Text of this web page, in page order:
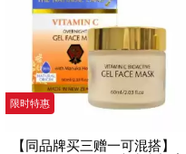
限时特惠
【同品牌买三赠一可混搭】